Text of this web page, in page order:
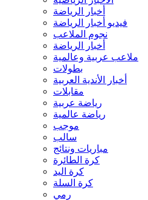
أخبار الرياضة
فيديو أخبار الرياضة
نجوم الملاعب
أخبار الرياضة
ملاعب عربية وعالمية
بطولات
أخبار الأندية العربية
مقابلات
رياضة عربية
رياضة عالمية
موجب
سالب
مباريات ونتائج
كرة الطائرة
كرة اليد
كرة السلة
رمي